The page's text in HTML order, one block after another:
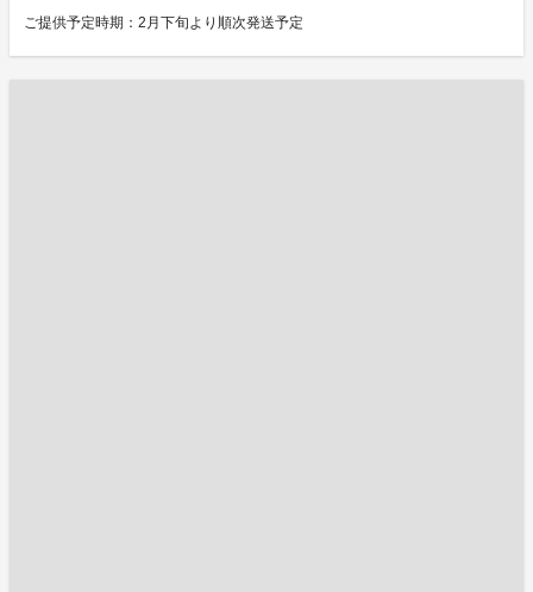
ご提供予定時期：2月下旬より順次発送予定